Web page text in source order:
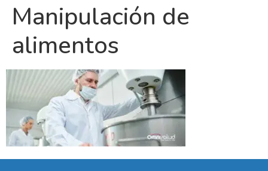
Manipulación de
alimentos